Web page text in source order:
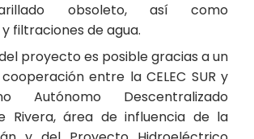
obsoleto, así como
filtraciones de agua.
proyecto es posible gracias a un
entre la CELEC SUR y
Autónomo Descentralizado
Rivera, área de influencia de la